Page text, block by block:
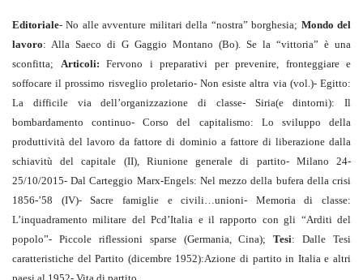
Editoriale- No alle avventure militari della “nostra” borghesia; Mondo del
lavoro: Alla Saeco di G Gaggio Montano (Bo). Se la “vittoria” è una
sconfitta; Articoli: Fervono i preparativi per prevenire, fronteggiare e
soffocare il prossimo risveglio proletario- Non esiste altra via (vol.)- Egitto:
La difficile via dell’organizzazione di classe- Siria(e dintorni): Il
bombardamento continuo- Corso del capitalismo: Lo sviluppo della
produttività del lavoro da fattore di dominio a fattore di liberazione dalla
schiavitù del capitale (II), Riunione generale di partito- Milano 24-
25/10/2015- Dal Carteggio Marx-Engels: Nel mezzo della bufera della crisi
1856-’58 (IV)- Sacre famiglie e civili…unioni- Memoria di classe:
L’inquadramento militare del Pcd’Italia e il rapporto con gli “Arditi del
popolo”- Piccole riflessioni sparse (Germania, Cina); Tesi: Dalle Tesi
caratteristiche del Partito (dicembre 1952):Azione di partito in Italia e altri